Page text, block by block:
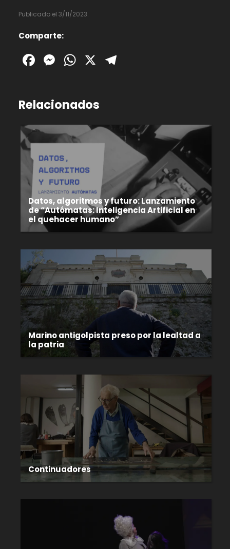
Publicado el 3/11/2023.
Comparte:
Facebook
Messenger
WhatsApp
X
Relacionados
Datos, algoritmos y futuro: Lanzamiento
de “Autómatas: Inteligencia Artificial en
el quehacer humano”
Marino antigolpista preso por la lealtad a
la patria
Continuadores